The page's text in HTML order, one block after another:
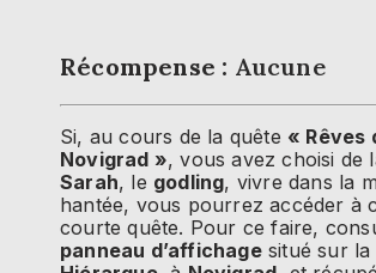
Récompense : Aucune
Si, au cours de la quête « Rêves
Novigrad », vous avez choisi de
Sarah, le godling, vivre dans la
hantée, vous pourrez accéder à
courte quête. Pour ce faire,
panneau d’affichagesitué sur la